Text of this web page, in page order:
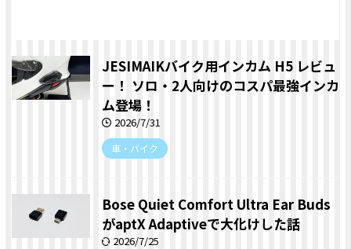
JESIMAIKバイク用インカム H5 レビュ
ー！ ソロ・2人向けのコスパ最強インカ
ム登場！
2026/7/31
車・バイク
Bose Quiet Comfort Ultra Ear Buds
がaptX Adaptiveで大化けした話
2026/7/25